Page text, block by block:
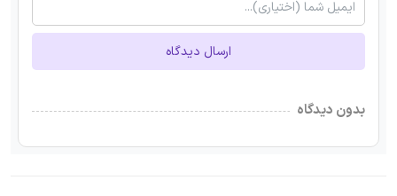
ارسال دیدگاه
بدون دیدگاه